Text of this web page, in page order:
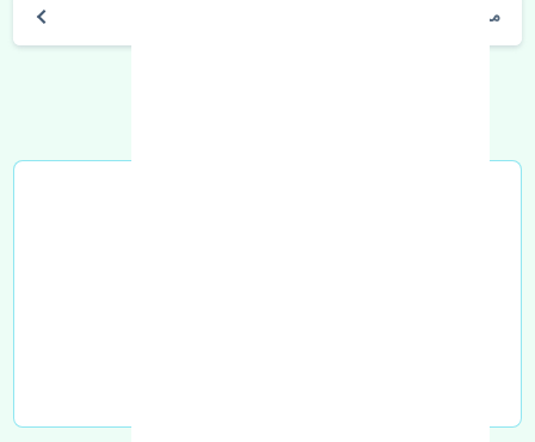
مشخصات فنی اتومبیل